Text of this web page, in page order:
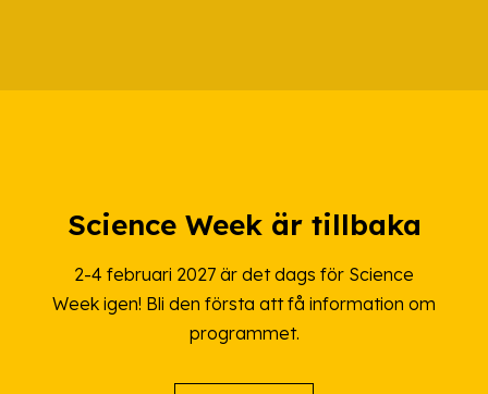
Science Week är tillbaka
2-4 februari 2027 är det dags för Science
Week igen! Bli den första att få information om
programmet.